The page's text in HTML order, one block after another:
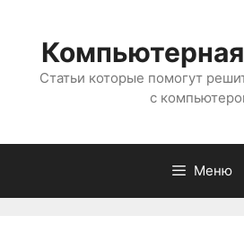
содержимому
Статьи которые помогут
с
Меню